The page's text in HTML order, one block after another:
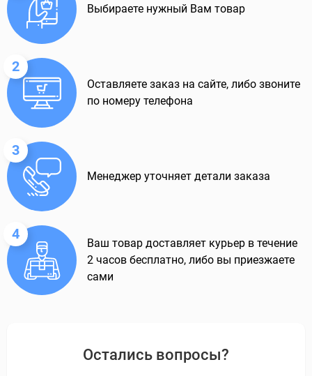
Выбираете нужный Вам товар
2
Оставляете заказ на сайте, либо звоните
по номеру телефона
3
Менеджер уточняет детали заказа
4
Ваш товар доставляет курьер в течение
2 часов бесплатно, либо вы приезжаете
сами
Остались вопросы?